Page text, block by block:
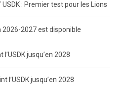
USDK : Premier test pour les Lions
2026-2027 est disponible
jusqu’en 2028
l’USDK jusqu’en 2028